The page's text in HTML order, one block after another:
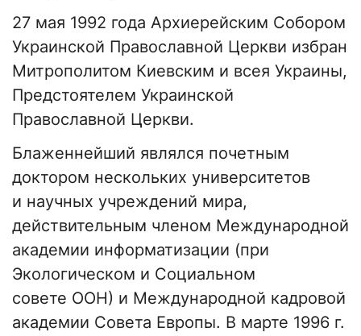
27 мая 1992 года Архиерейским Собором
Украинской Православной Церкви избран
Митрополитом Киевским и всея Украины,
Предстоятелем Украинской
Православной Церкви.
Блаженнейший являлся почетным
доктором нескольких университетов
и научных учреждений мира,
действительным членом Международной
академии информатизации (при
Экологическом и Социальном
совете ООН) и Международной кадровой
академии Совета Европы. В марте 1996 г.